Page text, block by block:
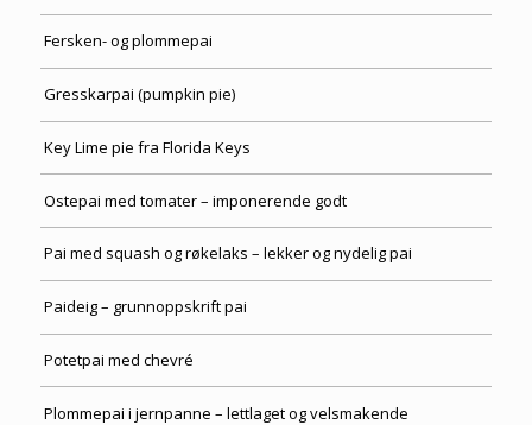
Fersken- og plommepai
Gresskarpai (pumpkin pie)
Key Lime pie fra Florida Keys
Ostepai med tomater – imponerende godt
Pai med squash og røkelaks – lekker og nydelig pai
Paideig – grunnoppskrift pai
Potetpai med chevré
Plommepai i jernpanne – lettlaget og velsmakende